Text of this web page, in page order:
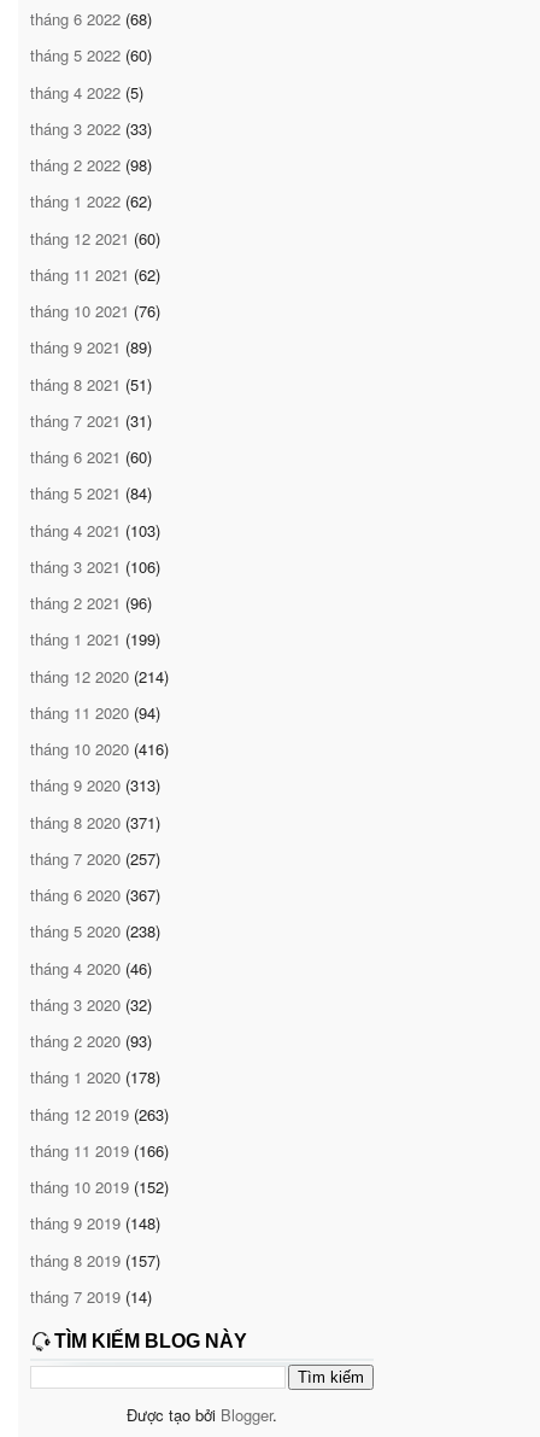
tháng 6 2022 (68)
tháng 5 2022 (60)
tháng 4 2022 (5)
tháng 3 2022 (33)
tháng 2 2022 (98)
tháng 1 2022 (62)
tháng 12 2021 (60)
tháng 11 2021 (62)
tháng 10 2021 (76)
tháng 9 2021 (89)
tháng 8 2021 (51)
tháng 7 2021 (31)
tháng 6 2021 (60)
tháng 5 2021 (84)
tháng 4 2021 (103)
tháng 3 2021 (106)
tháng 2 2021 (96)
tháng 1 2021 (199)
tháng 12 2020 (214)
tháng 11 2020 (94)
tháng 10 2020 (416)
tháng 9 2020 (313)
tháng 8 2020 (371)
tháng 7 2020 (257)
tháng 6 2020 (367)
tháng 5 2020 (238)
tháng 4 2020 (46)
tháng 3 2020 (32)
tháng 2 2020 (93)
tháng 1 2020 (178)
tháng 12 2019 (263)
tháng 11 2019 (166)
tháng 10 2019 (152)
tháng 9 2019 (148)
tháng 8 2019 (157)
tháng 7 2019 (14)
TÌM KIẾM BLOG NÀY
Được tạo bởi Blogger.